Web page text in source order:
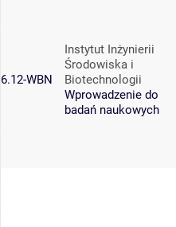
6.12-WBN
Instytut Inżynierii
Środowiska i
Biotechnologii
Wprowadzenie do
badań naukowych